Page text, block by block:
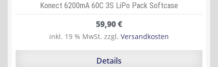
Konect 6200mA 60C 3S LiPo Pack Softcase
59,90€
inkl. 19 % MwSt. zzgl. Versandkosten
Details